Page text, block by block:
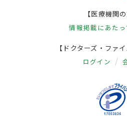
【医療機関の
情報掲載にあたっ
【ドクターズ・ファ
ログイン